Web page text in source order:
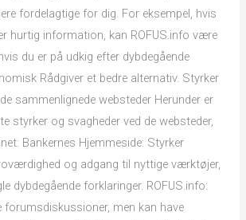
fordelagtige for dig. For eksempel, hvis
hurtig information, kan ROFUS.info være
du er på udkig efter dybdegående
Rådgiver et bedre alternativ. Styrker
sammenlignede websteder Herunder er
styrker og svagheder ved de websteder,
Bankernes Hjemmeside: Styrker
og adgang til nyttige værktøjer,
dybdegående forklaringer. ROFUS.info:
forumsdiskussioner, men kan have